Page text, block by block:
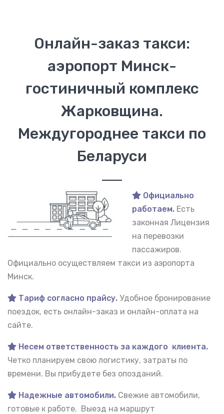
Онлайн-заказ такси:
аэропорт Минск-
гостиничный комплекс
Жарковщина.
Междугороднее такси по
Беларуси
Официально
работаем. Есть
законная Лицензия
на перевозки
пассажиров.
Официально осуществляем такси из аэропорта
Минск.
Тариф согласно прайсу. Удобное бронирование
поездок, есть онлайн-заказ и онлайн-оплата на
сайте.
Несем ответственность за каждого клиента.
Четко планируем свою логистику, затраты по
времени. Вы прибудете без опозданий.
Надежные автомобили. Свежие автомобили,
готовые к работе. Выезд на маршрут